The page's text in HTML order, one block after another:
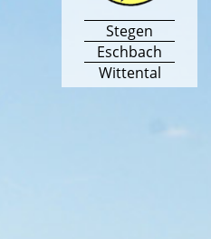
Stegen
Eschbach
Wittental